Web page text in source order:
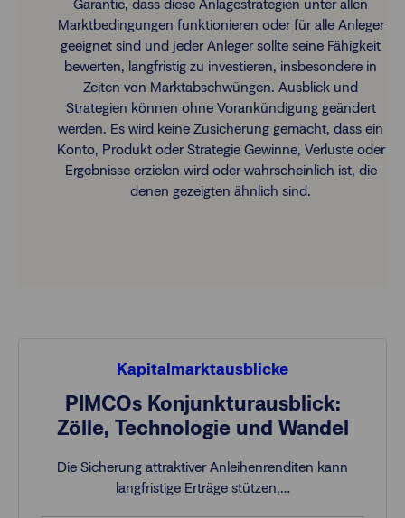
Garantie, dass diese Anlagestrategien unter allen
Marktbedingungen funktionieren oder für alle Anleger
geeignet sind und jeder Anleger sollte seine Fähigkeit
bewerten, langfristig zu investieren, insbesondere in
Zeiten von Marktabschwüngen. Ausblick und
Strategien können ohne Vorankündigung geändert
werden. Es wird keine Zusicherung gemacht, dass ein
Konto, Produkt oder Strategie Gewinne, Verluste oder
Ergebnisse erzielen wird oder wahrscheinlich ist, die
denen gezeigten ähnlich sind.
Kapitalmarktausblicke
PIMCOs Konjunkturausblick:
Zölle, Technologie und Wandel
Die Sicherung attraktiver Anleihenrenditen kann
langfristige Erträge stützen,…